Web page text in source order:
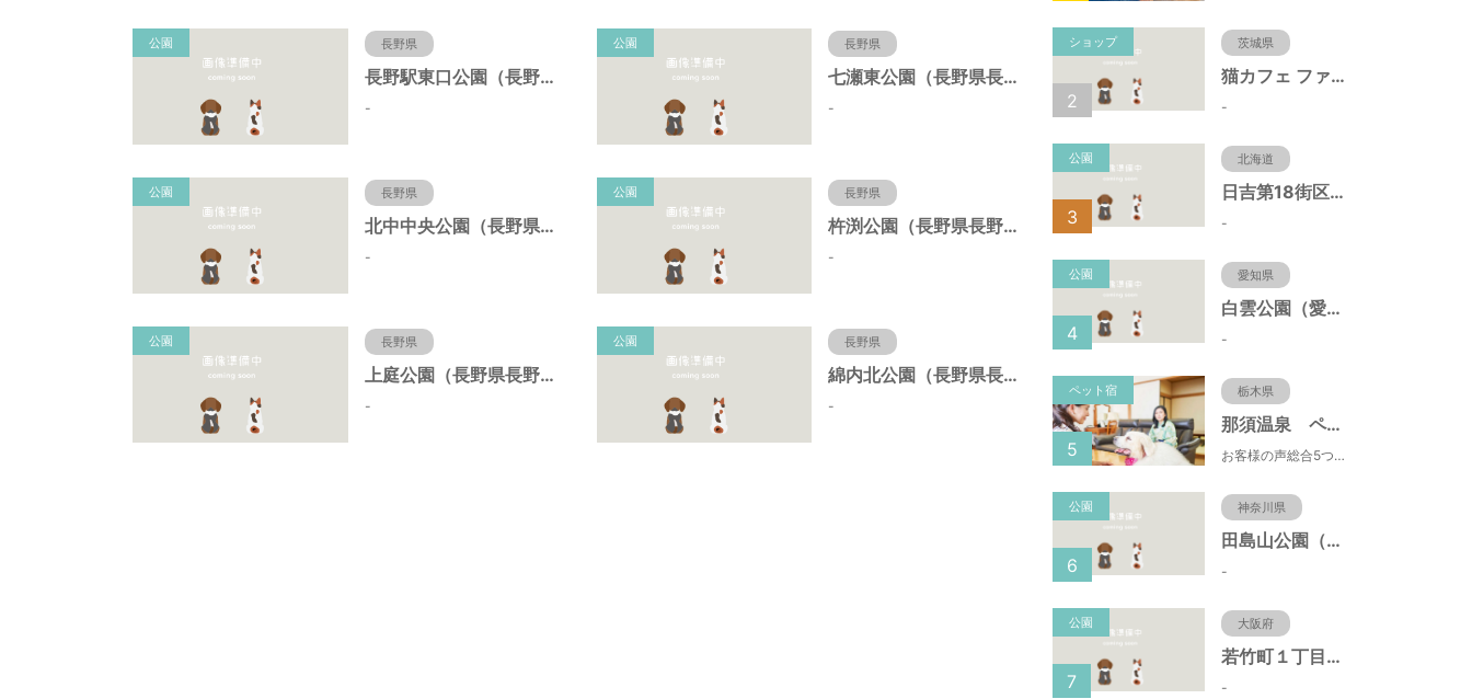
公園 長野県
長野駅東口公園（長野県長野市）
-
公園 長野県
七瀬東公園（長野県長野市）
-
公園 長野県
北中中央公園（長野県長野市）
-
公園 長野県
杵渕公園（長野県長野市）
-
公園 長野県
上庭公園（長野県長野市）
-
公園 長野県
綿内北公園（長野県長野市）
-
ショップ 茨城県
猫カフェ ファミリーズ
-
2
公園 北海道
日吉第18街区公園（北海道函館市）
-
3
公園 愛知県
白雲公園（愛知県名古屋市）
-
4
ペット宿 栃木県
那須温泉 ペット＆スパホテル 那須ワン
お客様の声総合5つ星■1日限定４組貸切風呂■室内ドッグランあり♪
5
公園 神奈川県
田島山公園（神奈川県藤沢市）
-
6
公園 大阪府
若竹町１丁目第３公園（大阪府豊中市）
-
7